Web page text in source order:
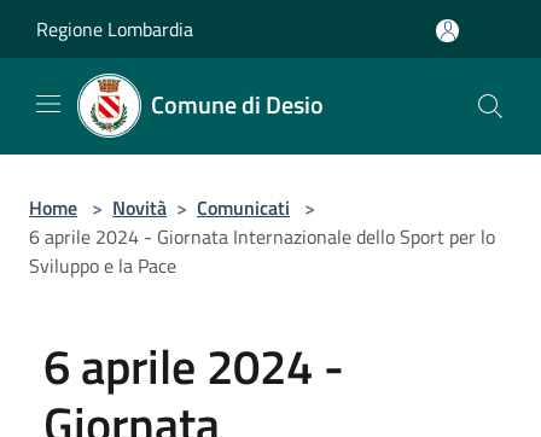
Regione Lombardia
Comune di Desio
Home > Novità > Comunicati >
6 aprile 2024 - Giornata Internazionale dello Sport per lo
Sviluppo e la Pace
6 aprile 2024 -